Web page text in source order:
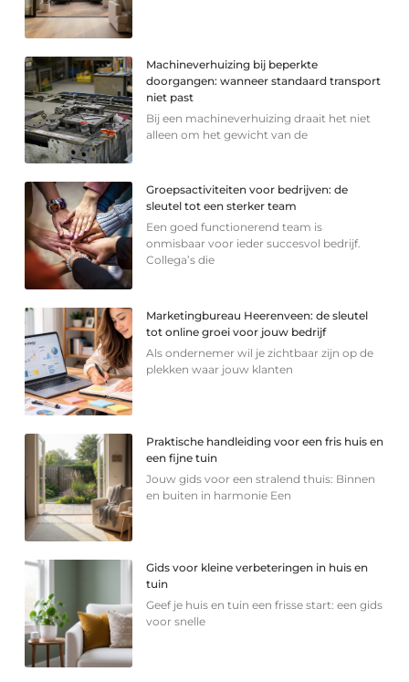
Machineverhuizing bij beperkte
doorgangen: wanneer standaard transport
niet past
Bij een machineverhuizing draait het niet
alleen om het gewicht van de
Groepsactiviteiten voor bedrijven: de
sleutel tot een sterker team
Een goed functionerend team is
onmisbaar voor ieder succesvol bedrijf.
Collega’s die
Marketingbureau Heerenveen: de sleutel
tot online groei voor jouw bedrijf
Als ondernemer wil je zichtbaar zijn op de
plekken waar jouw klanten
Praktische handleiding voor een fris huis en
een fijne tuin
Jouw gids voor een stralend thuis: Binnen
en buiten in harmonie Een
Gids voor kleine verbeteringen in huis en
tuin
Geef je huis en tuin een frisse start: een gids
voor snelle